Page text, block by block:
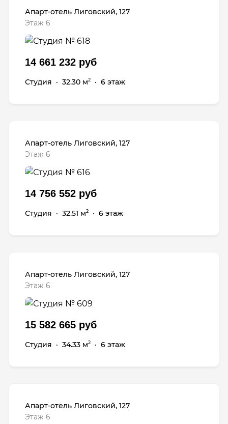
Апарт-отель Лиговский, 127
Этаж 6
14 661 232 руб
Студия · 32.30 м2 · 6 этаж
Апарт-отель Лиговский, 127
Этаж 6
14 756 552 руб
Студия · 32.51 м2 · 6 этаж
Апарт-отель Лиговский, 127
Этаж 6
15 582 665 руб
Студия · 34.33 м2 · 6 этаж
Апарт-отель Лиговский, 127
Этаж 6